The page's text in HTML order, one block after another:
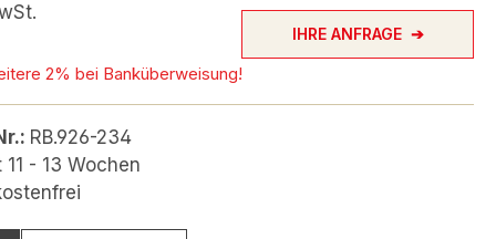
IHRE ANFRAGE
2% bei Banküberweisung!
RB.926-234
- 13 Wochen